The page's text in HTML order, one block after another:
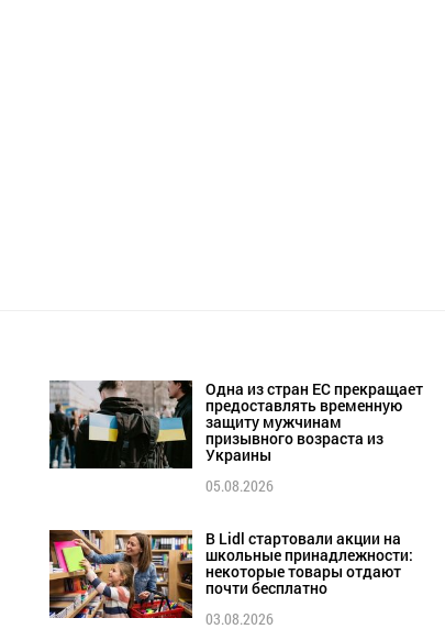
Одна из стран ЕС прекращает
предоставлять временную
защиту мужчинам
призывного возраста из
Украины
05.08.2026
В Lidl стартовали акции на
школьные принадлежности:
некоторые товары отдают
почти бесплатно
03.08.2026